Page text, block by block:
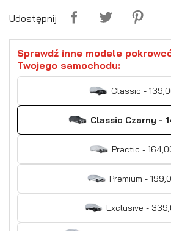
Udostępnij
Sprawdź inne modele
Twojego samochodu:
Classic -
Classic Czarny -
Practic -
Premium -
Exclusive -